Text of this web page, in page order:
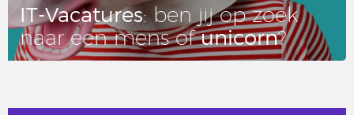
IT-Va­ca­tu­res: ben jij op zoek
naar een mens ofunicorn?